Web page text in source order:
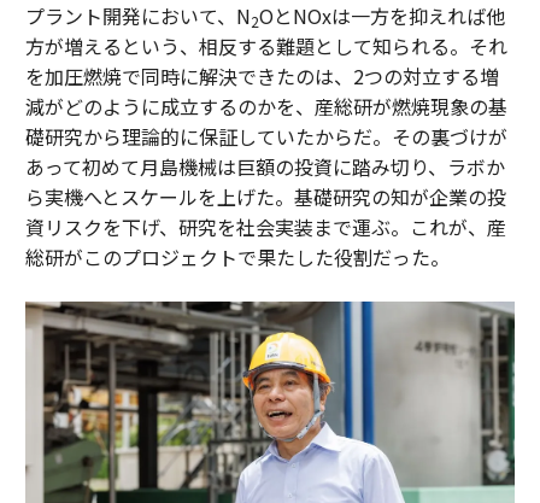
プラント開発において、N2OとNOxは一方を抑えれば他
方が増えるという、相反する難題として知られる。それ
を加圧燃焼で同時に解決できたのは、2つの対立する増
減がどのように成立するのかを、産総研が燃焼現象の基
礎研究から理論的に保証していたからだ。その裏づけが
あって初めて月島機械は巨額の投資に踏み切り、ラボか
ら実機へとスケールを上げた。基礎研究の知が企業の投
資リスクを下げ、研究を社会実装まで運ぶ。これが、産
総研がこのプロジェクトで果たした役割だった。